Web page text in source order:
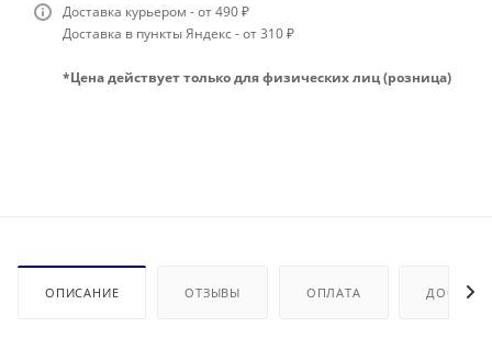
Доставка курьером - от 490 ₽
Доставка в пункты Яндекс - от 310 ₽
*Цена действует только для физических лиц (розница)
ОПИСАНИЕ ОТЗЫВЫ ОПЛАТА